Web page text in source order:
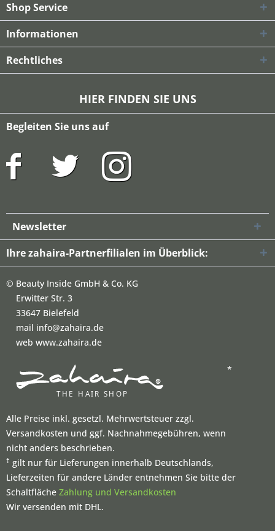
Shop Service
Informationen
Rechtliches
HIER FINDEN SIE UNS
Begleiten Sie uns auf
Newsletter
Ihre zahaira-Partnerfilialen im Überblick:
© Beauty Inside GmbH & Co. KG
Erwitter Str. 3
33647 Bielefeld
mail info@zahaira.de
web www.zahaira.de
*
Alle Preise inkl. gesetzl. Mehrwertsteuer zzgl.
Versandkosten und ggf. Nachnahmegebühren, wenn
nicht anders beschrieben.
† gilt nur für Lieferungen innerhalb Deutschlands,
Lieferzeiten für andere Länder entnehmen Sie bitte der
Schaltfläche Zahlung und Versandkosten
Wir versenden mit DHL.